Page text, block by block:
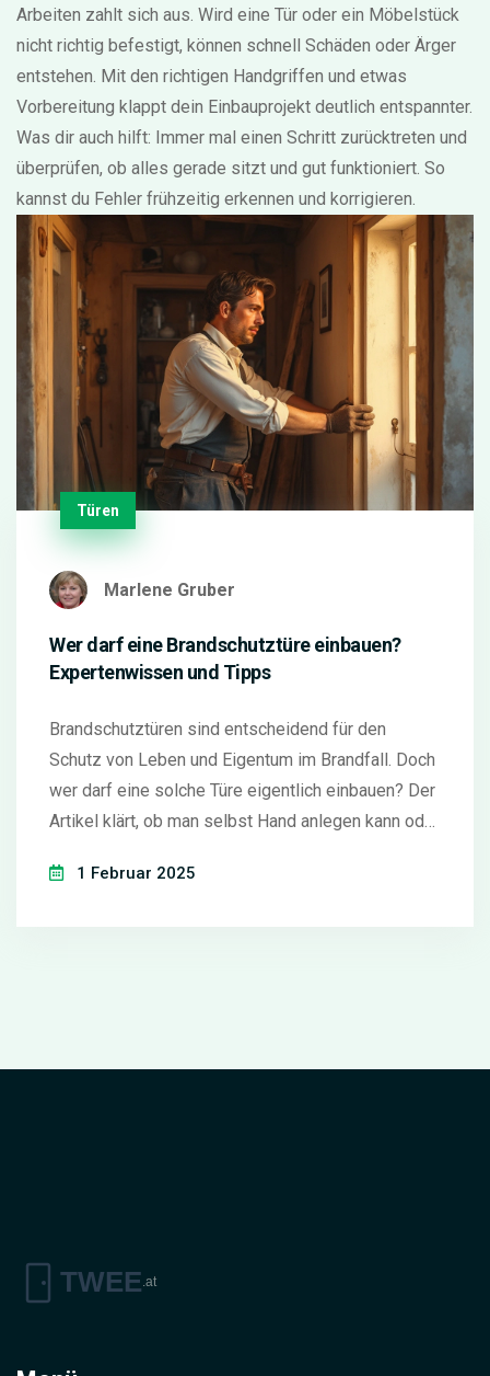
Arbeiten zahlt sich aus. Wird eine Tür oder ein Möbelstück
nicht richtig befestigt, können schnell Schäden oder Ärger
entstehen. Mit den richtigen Handgriffen und etwas
Vorbereitung klappt dein Einbauprojekt deutlich entspannter.
Was dir auch hilft: Immer mal einen Schritt zurücktreten und
überprüfen, ob alles gerade sitzt und gut funktioniert. So
kannst du Fehler frühzeitig erkennen und korrigieren.
Türen
Marlene Gruber
Wer darf eine Brandschutztüre einbauen?
Expertenwissen und Tipps
Brandschutztüren sind entscheidend für den
Schutz von Leben und Eigentum im Brandfall. Doch
wer darf eine solche Türe eigentlich einbauen? Der
Artikel klärt, ob man selbst Hand anlegen kann oder
liefert praktische Tipps und erklärt die häufigsten
1 Februar 2025